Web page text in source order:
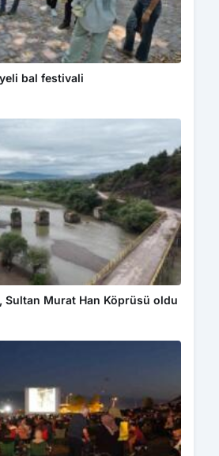
bal festivali
Sultan Murat Han Köprüsü oldu